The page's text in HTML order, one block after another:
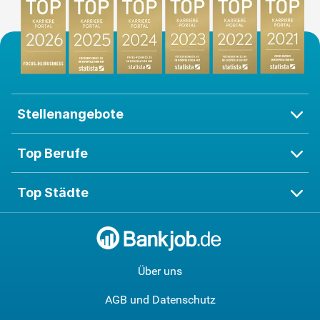
Stellenangebote
Top Berufe
Top Städte
Über uns
AGB und Datenschutz